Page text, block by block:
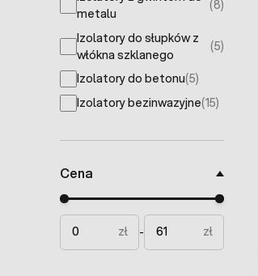
metalu
(8)
products available
Izolatory do słupków z
włókna szklanego
(5)
products available
Izolatory do betonu(5)
products available
Izolatory bezinwazyjne(15)
products available
Cena
Minimal price
Maximum price
zł
- zł